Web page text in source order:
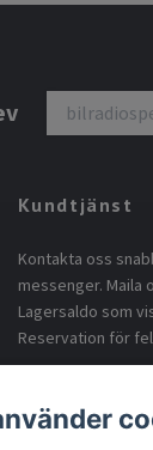
Kundtjänst
Kontakta oss
messenger. Maila
Lagersaldo som
Reservation för